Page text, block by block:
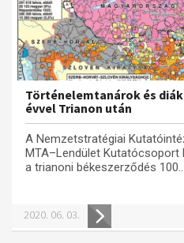
Utókor és
Adatbázis
Visszhang
Publikációk
Kapcsolat
A trianoni
Történelemtanárok és
évvel Trianon után
A Nemzetstratégiai
MTA–Lendület
a trianoni békeszerződés
2020. 06. 03.